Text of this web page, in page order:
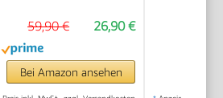
Ionen‑ &
Keramiktechnologie,
4 Aufsätze, 1200W,
Schwarz/Pink,
26,90 €
59,90 €
Bei Amazon ansehen